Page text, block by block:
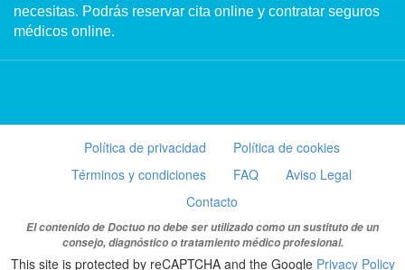
necesitas. Podrás reservar cita online y contratar seguros
médicos online.
Política de privacidad
Política de cookies
Términos y condiciones
FAQ
Aviso Legal
Contacto
El contenido de Doctuo no debe ser utilizado como un sustituto de un
consejo, diagnóstico o tratamiento médico profesional.
This site is protected by reCAPTCHA and the Google Privacy Policy